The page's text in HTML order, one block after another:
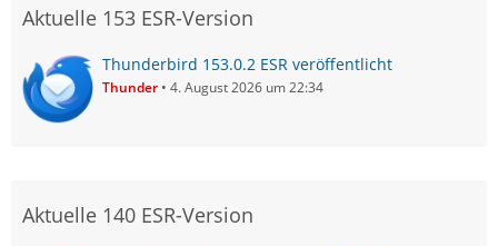
Aktuelle 153 ESR-Version
Thunderbird 153.0.2 ESR veröffentlicht
Thunder 4. August 2026 um 22:34
Aktuelle 140 ESR-Version